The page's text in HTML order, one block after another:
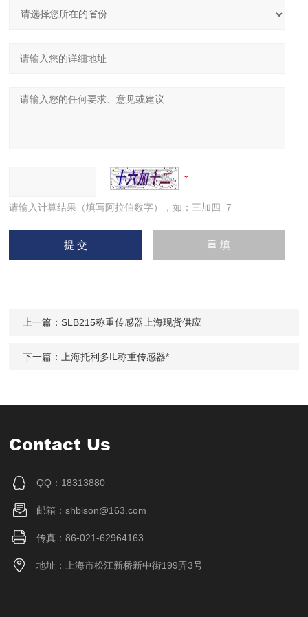
请输入计算结果（填写阿拉伯数字），如：三加四=7
上一篇： SLB215称重传感器上海现货供应
下一篇： 上海托利多IL称重传感器*
Contact Us
QQ：18313880
邮箱：shbison@163.com
传真：86-021-62964163
地址：上海市松江新桥新中街199弄3号